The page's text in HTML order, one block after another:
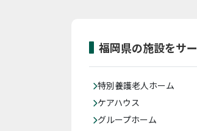
福岡県の施設をサ
特別養護老人ホーム
ケアハウス
グループホーム